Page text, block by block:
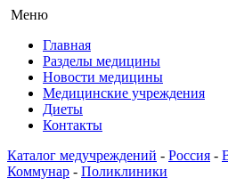
Меню
Главная
Разделы медицины
Новости медицины
Медицинские учреждения
Диеты
Контакты
Каталог медучреждений - Россия -
Коммунар - Поликлиники